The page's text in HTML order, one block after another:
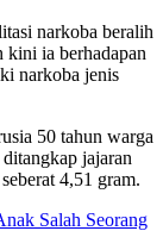
narkoba beralih
kini ia berhadapan
narkoba jenis
50 tahun warga
jajaran
4,51 gram.
Salah Seorang